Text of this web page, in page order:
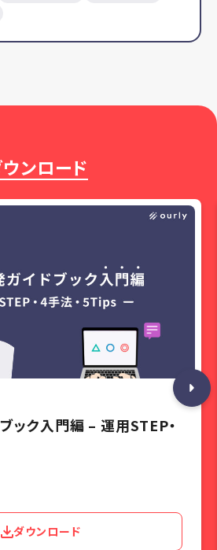
ンロード
ック入門編 – 運用STEP・
ダウンロード